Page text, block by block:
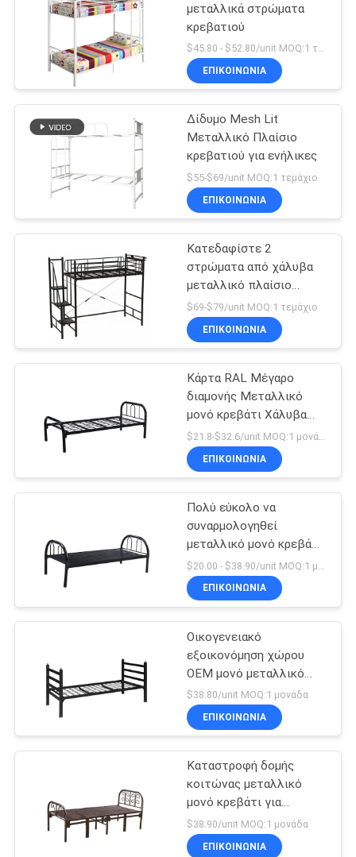
ΕΙΔΉΣΕΙΣ
ΖΗΤΉΣΤΕ
ΈΝΑ
ΑΠΌΣΠΑΣΜΑ
SITEMAP
PRIVACY
POLICY
Μεταλλικό κινητό
βάθρο
30
Μεταλλικό
ντουλάπι συρτάρων
28
Έξυπνο
ηλεκτρονικό
ντουλάπι
Μεταλλικά ράφια
Μεταλλικό μονό
κρεβάτι
μεταλλικά στρώματα
κρεβατιού
$45.80 - $52.80/unit MOQ:1 τεμάχιο
ΕΠΙΚΟΙΝΩΝΊΑ
Δίδυμο Mesh Lit
Μεταλλικό Πλαίσιο
κρεβατιού για ενήλικες
$55-$69/unit MOQ:1 τεμάχιο
ΕΠΙΚΟΙΝΩΝΊΑ
Κατεδαφίστε 2
στρώματα από χάλυβα
μεταλλικό πλαίσιο
κρεβατιού
$69-$79/unit MOQ:1 τεμάχιο
ΕΠΙΚΟΙΝΩΝΊΑ
Κάρτα RAL Μέγαρο
διαμονής Μεταλλικό
μονό κρεβάτι Χάλυβα
πλαίσιο
ΕΠΙΚΟΙΝΩΝΊΑ
Πολύ εύκολο να
συναρμολογηθεί
μεταλλικό μονό κρεβάτι
για ενήλικες
ΕΠΙΚΟΙΝΩΝΊΑ
Οικογενειακό
εξοικονόμηση χώρου
OEM μονό μεταλλικό
πλαίσιο κρεβατιού
$38.80/unit MOQ:1 μονάδα
ΕΠΙΚΟΙΝΩΝΊΑ
Καταστροφή δομής
κοιτώνας μεταλλικό
μονό κρεβάτι για
ενήλικες
$38.90/unit MOQ:1 μονάδα
ΕΠΙΚΟΙΝΩΝΊΑ